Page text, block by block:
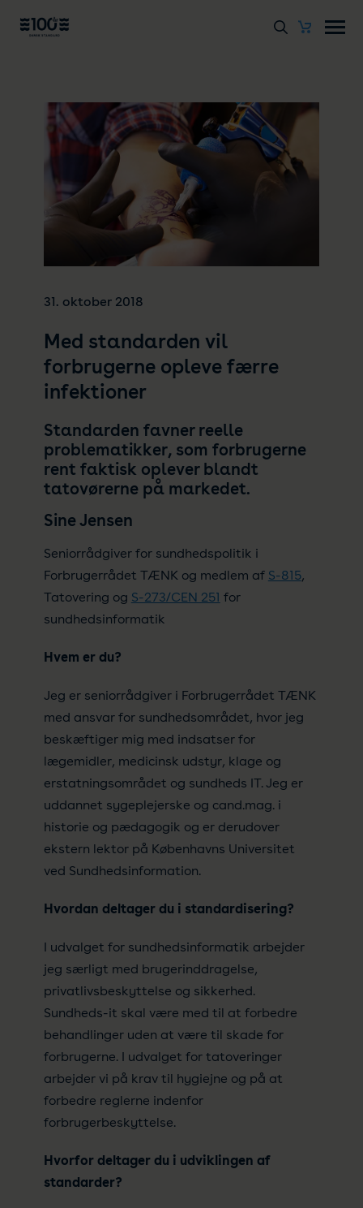
31. oktober 2018
Med standarden vil
forbrugerne opleve færre
infektioner
Standarden favner reelle
problematikker, som forbrugerne
rent faktisk oplever blandt
tatovørerne på markedet.
Sine Jensen
Seniorrådgiver for sundhedspolitik i
Forbrugerrådet TÆNK og medlem af S-815,
Tatovering og S-273/CEN 251 for
sundhedsinformatik
Hvem er du?
Jeg er seniorrådgiver i Forbrugerrådet TÆNK
med ansvar for sundhedsområdet, hvor jeg
beskæftiger mig med indsatser for
lægemidler, medicinsk udstyr, klage og
erstatningsområdet og sundheds IT. Jeg er
uddannet sygeplejerske og cand.mag. i
historie og pædagogik og er derudover
ekstern lektor på Københavns Universitet
ved Sundhedsinformation.
Hvordan deltager du i standardisering?
I udvalget for sundhedsinformatik arbejder
jeg særligt med brugerinddragelse,
privatlivsbeskyttelse og sikkerhed.
Sundheds-it skal være med til at forbedre
behandlinger uden at være til skade for
forbrugerne. I udvalget for tatoveringer
arbejder vi på krav til hygiejne og på at
forbedre reglerne indenfor
forbrugerbeskyttelse.
Hvorfor deltager du i udviklingen af
standarder?